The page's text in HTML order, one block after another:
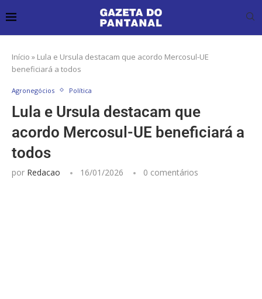
Início » Lula e Ursula destacam que acordo Mercosul-UE
beneficiará a todos
Agronegócios Política
Lula e Ursula destacam que
acordo Mercosul-UE beneficiará a
todos
por Redacao 16/01/2026 0 comentários